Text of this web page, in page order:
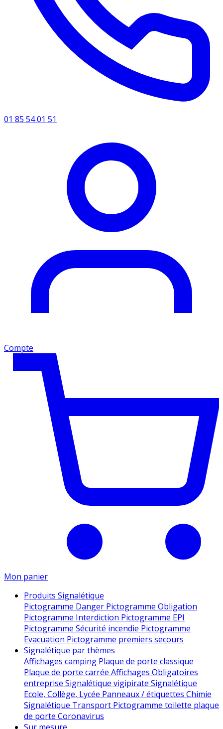
01 85 54 01 51
Compte
Mon panier
Produits Signalétique
Pictogramme Danger Pictogramme Obligation
Pictogramme Interdiction Pictogramme EPI
Pictogramme Sécurité incendie Pictogramme
Evacuation Pictogramme premiers secours
Signalétique par thèmes
Affichages camping Plaque de porte classique
Plaque de porte carrée Affichages Obligatoires
entreprise Signalétique vigipirate Signalétique
Ecole, Collège, Lycée Panneaux / étiquettes Chimie
Signalétique Transport Pictogramme toilette plaque
de porte Coronavirus